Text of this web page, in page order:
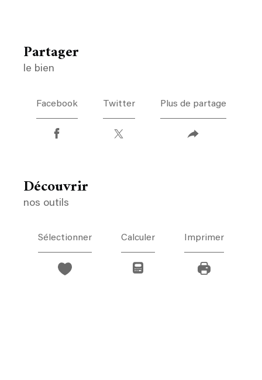
partager
le bien
Facebook Twitter Plus de partage
découvrir
nos outils
Sélectionner Calculer Imprimer